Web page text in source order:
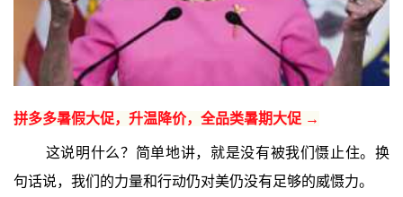
拼多多暑假大促，升温降价，全品类暑期大促 →
这说明什么？简单地讲，就是没有被我们慑止住。换
句话说，我们的力量和行动仍对美仍没有足够的威慑力。